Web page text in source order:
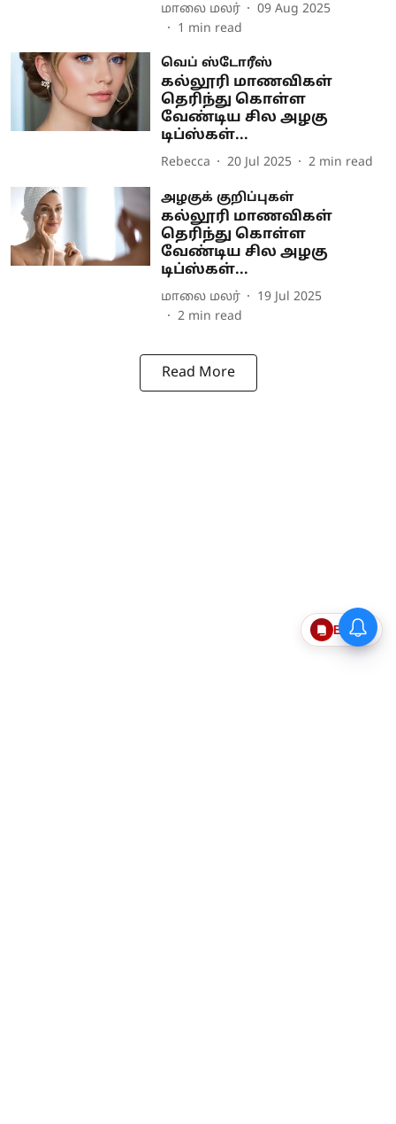
மாலை மலர்
09 Aug 2025
1 min read
வெப் ஸ்டோரீஸ்
கல்லூரி மாணவிகள்
தெரிந்து கொள்ள
வேண்டிய சில அழகு
டிப்ஸ்கள்...
Rebecca 20 Jul 2025 2 min read
அழகுக் குறிப்புகள்
கல்லூரி மாணவிகள்
தெரிந்து கொள்ள
வேண்டிய சில அழகு
டிப்ஸ்கள்...
மாலை மலர்
19 Jul 2025
2 min read
Read More
Epaper